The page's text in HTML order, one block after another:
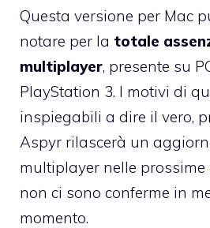
Questa versione per Mac
notare per la totale
multiplayer, presente su
PlayStation 3. I motivi di
inspiegabili a dire il vero,
Aspyr rilascerà un
multiplayer nelle prossime
non ci sono conferme in
momento.